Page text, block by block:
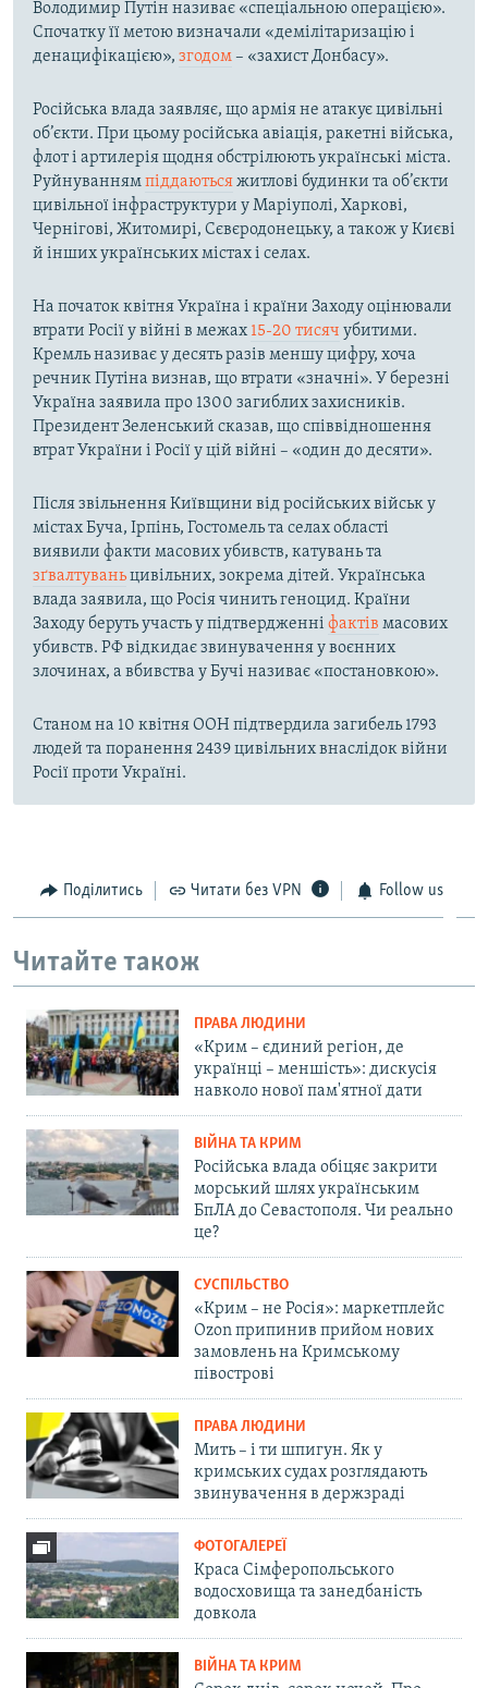
Володимир Путін називає «спеціальною операцією».
Спочатку її метою визначали «демілітаризацію і
денацифікацією», згодом– «захист Донбасу».
Російська влада заявляє, що армія не атакує цивільні
об’єкти. При цьому російська авіація, ракетні війська,
флот і артилерія щодня обстрілюють українські міста.
Руйнуваннямпіддаютьсяжитлові будинки та об’єкти
цивільної інфраструктури у Маріуполі, Харкові,
Чернігові, Житомирі, Сєвєродонецьку, а також у Києві
й інших українських містах і селах.
На початок квітня Україна і країни Заходу оцінювали
втрати Росії у війні в межах 15-20 тисяч убитими.
Кремль називає у десять разів меншу цифру, хоча
речник Путіна визнав, що втрати «значні». У березні
Україна заявила про 1300 загиблих захисників.
Президент Зеленський сказав, що співвідношення
втрат України і Росії у цій війні – «один до десяти».
Після звільнення Київщини від російських військ у
містах Буча, Ірпінь, Гостомель та селах області
виявили факти масових убивств, катувань та
зґвалтуваньцивільних, зокрема дітей. Українська
влада заявила, що Росія чинить геноцид. Країни
Заходу беруть участь у підтвердженні фактів масових
убивств. РФ відкидає звинувачення у воєнних
злочинах, а вбивства у Бучі називає «постановкою».
Станом на 10 квітня ООН підтвердила загибель 1793
людей та поранення 2439 цивільних внаслідок війни
Росії проти Україні.
Поділитись Читати без VPN Follow us
Читайте також
ПРАВА ЛЮДИНИ
«Крим – єдиний регіон, де
українці – меншість»: дискусія
навколо нової пам'ятної дати
ВІЙНА ТА КРИМ
Російська влада обіцяє закрити
морський шлях українським
БпЛА до Севастополя. Чи реально
це?
СУСПІЛЬСТВО
«Крим – не Росія»: маркетплейс
Ozon припинив прийом нових
замовлень на Кримському
півострові
ПРАВА ЛЮДИНИ
Мить – і ти шпигун. Як у
кримських судах розглядають
звинувачення в держзраді
ФОТОГАЛЕРЕЇ
Краса Сімферопольського
водосховища та занедбаність
довкола
ВІЙНА ТА КРИМ